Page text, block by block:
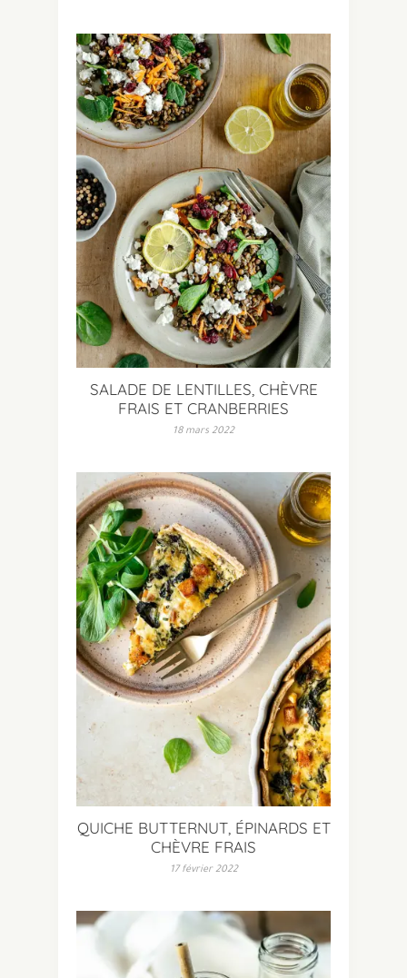
SALADE DE LENTILLES, CHÈVRE
FRAIS ET CRANBERRIES
18 mars 2022
QUICHE BUTTERNUT, ÉPINARDS ET
CHÈVRE FRAIS
17 février 2022